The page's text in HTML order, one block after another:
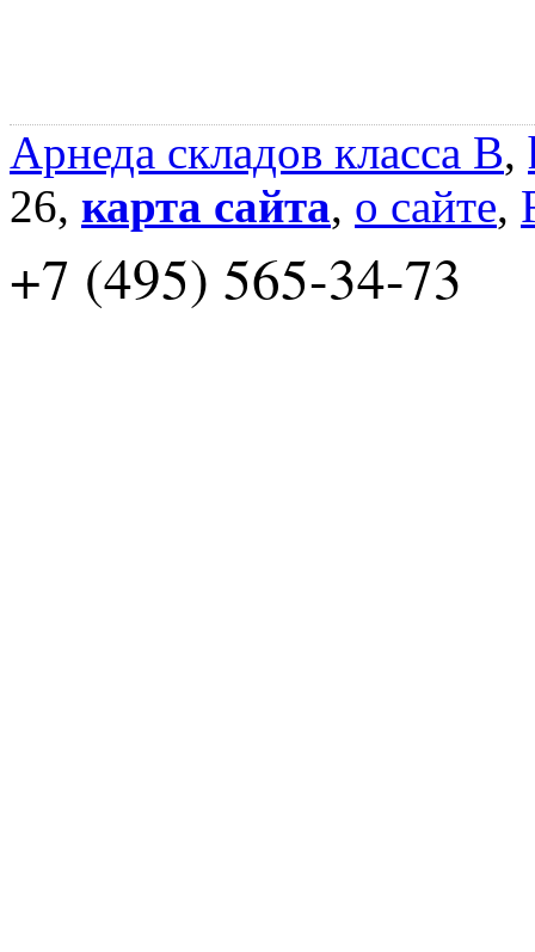
Арнеда складов класса B,
26, карта сайта, о сайте,
+7 (495) 565-34-73